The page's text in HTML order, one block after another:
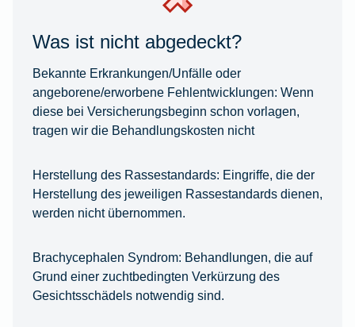
Was ist nicht abgedeckt?
Bekannte Erkrankungen/Unfälle oder
angeborene/erworbene Fehlentwicklungen: Wenn
diese bei Versicherungsbeginn schon vorlagen,
tragen wir die Behandlungskosten nicht
Herstellung des Rassestandards: Eingriffe, die der
Herstellung des jeweiligen Rassestandards dienen,
werden nicht übernommen.
Brachycephalen Syndrom: Behandlungen, die auf
Grund einer zuchtbedingten Verkürzung des
Gesichtsschädels notwendig sind.